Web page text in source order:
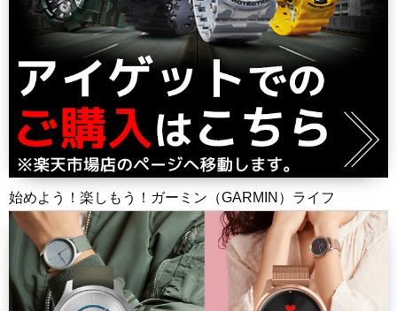
始めよう！楽しもう！ガーミン（GARMIN）ライフ